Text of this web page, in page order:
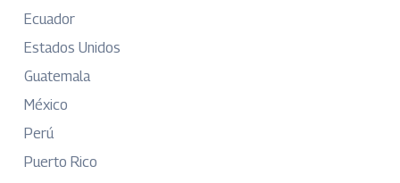
Ecuador
Estados Unidos
Guatemala
México
Perú
Puerto Rico